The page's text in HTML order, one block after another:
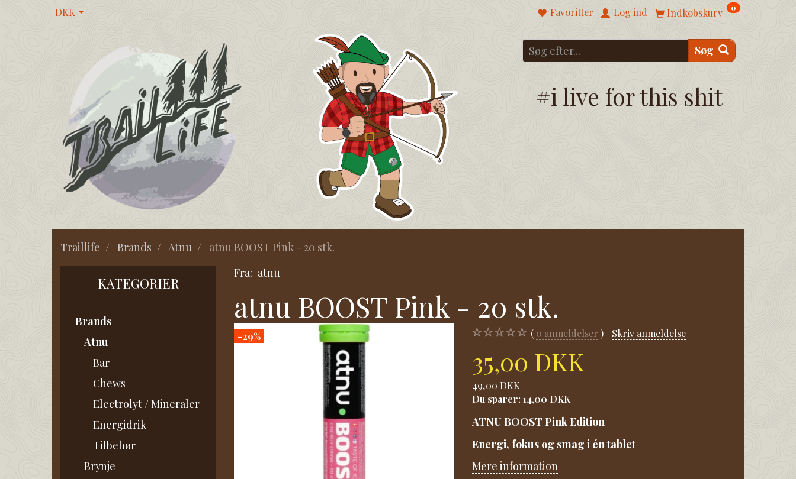
DKK Indkøbskurv 0
Favoritter Log ind
Søg
#i live for this shit
Traillife Brands Atnu atnu BOOST Pink - 20 stk.
KATEGORIER
Brands
Atnu
Bar
Chews
Electrolyt / Mineraler
Energidrik
Tilbehør
Brynje
Fra: atnu
atnu BOOST Pink - 20 stk.
-29% 0 anmeldelser Skriv anmeldelse
35,00 DKK
49,00 DKK
Du sparer: 14,00 DKK
ATNU BOOST Pink Edition
Energi, fokus og smag i én tablet
Mere information